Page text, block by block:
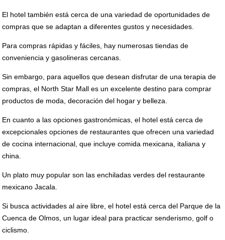
El hotel también está cerca de una variedad de oportunidades de
compras que se adaptan a diferentes gustos y necesidades.
Para compras rápidas y fáciles, hay numerosas tiendas de
conveniencia y gasolineras cercanas.
Sin embargo, para aquellos que desean disfrutar de una terapia de
compras, el North Star Mall es un excelente destino para comprar
productos de moda, decoración del hogar y belleza.
En cuanto a las opciones gastronómicas, el hotel está cerca de
excepcionales opciones de restaurantes que ofrecen una variedad
de cocina internacional, que incluye comida mexicana, italiana y
china.
Un plato muy popular son las enchiladas verdes del restaurante
mexicano Jacala.
Si busca actividades al aire libre, el hotel está cerca del Parque de la
Cuenca de Olmos, un lugar ideal para practicar senderismo, golf o
ciclismo.